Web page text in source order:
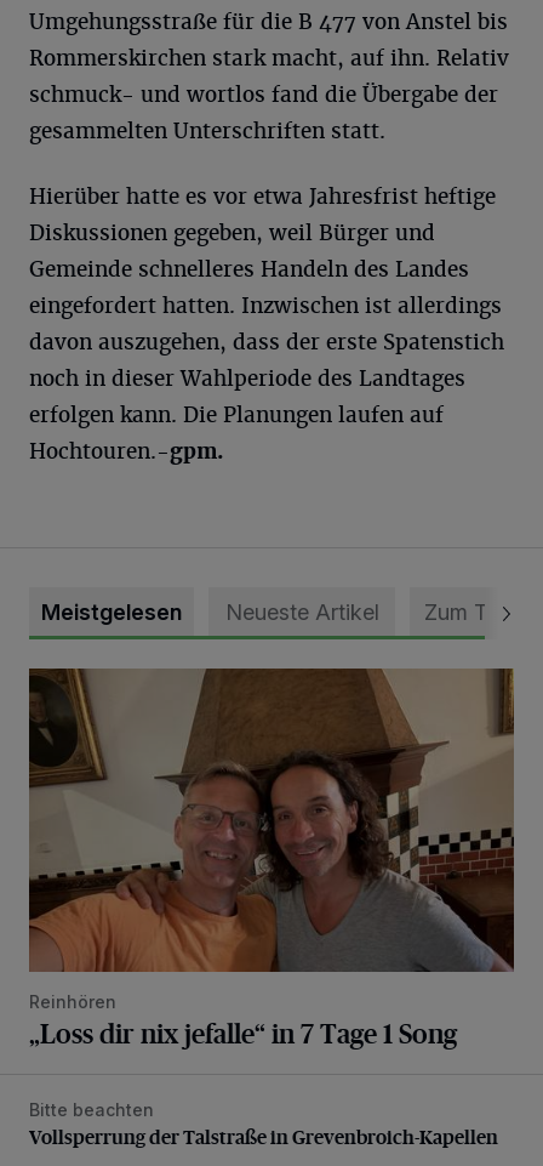
Umgehungsstraße für die B 477 von Anstel bis
Rommerskirchen stark macht, auf ihn. Relativ
schmuck- und wortlos fand die Übergabe der
gesammelten Unterschriften statt.
Hierüber hatte es vor etwa Jahresfrist heftige
Diskussionen gegeben, weil Bürger und
Gemeinde schnelleres Handeln des Landes
eingefordert hatten. Inzwischen ist allerdings
davon auszugehen, dass der erste Spatenstich
noch in dieser Wahlperiode des Landtages
erfolgen kann. Die Planungen laufen auf
Hochtouren.-gpm.
Meistgelesen Neueste Artikel Zum Thema
„Loss dir nix jefalle“ in 7 Tage 1 Song
Reinhören
„Loss dir nix jefalle“ in 7 Tage 1 Song
Vollsperrung der Talstraße in Grevenbroich-Kapellen
Bitte beachten
Vollsperrung der Talstraße in Grevenbroich-Kapellen